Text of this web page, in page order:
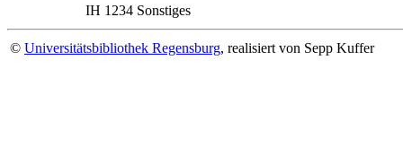
IH 1234 Sonstiges
© Universitätsbibliothek Regensburg, realisiert von Sepp Kuffer